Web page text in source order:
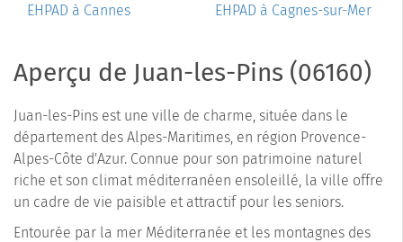
EHPAD à Cannes
EHPAD à Cagnes-sur-Mer
Aperçu de Juan-les-Pins (06160)
Juan-les-Pins est une ville de charme, située dans le
département des Alpes-Maritimes, en région Provence-
Alpes-Côte d'Azur. Connue pour son patrimoine naturel
riche et son climat méditerranéen ensoleillé, la ville offre
un cadre de vie paisible et attractif pour les seniors.
Entourée par la mer Méditerranée et les montagnes des